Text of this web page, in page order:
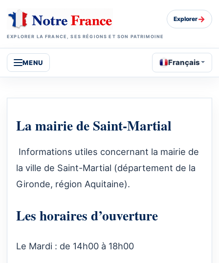
EXPLORER LA FRANCE, SES RÉGIONS ET SON PATRIMOINE
Explorer→
MENU Français
La mairie de Saint-Martial
Informations utiles concernant la mairie de
la ville de Saint-Martial (département de la
Gironde, région Aquitaine).
Les horaires d’ouverture
Le Mardi : de 14h00 à 18h00